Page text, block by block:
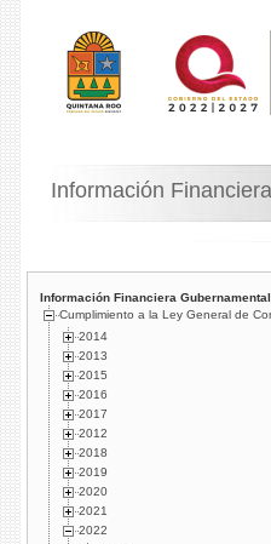
Información
Información Financiera Gubernamental
Cumplimiento a la Ley General de
2014
2013
2015
2016
2017
2012
2018
2019
2020
2021
2022